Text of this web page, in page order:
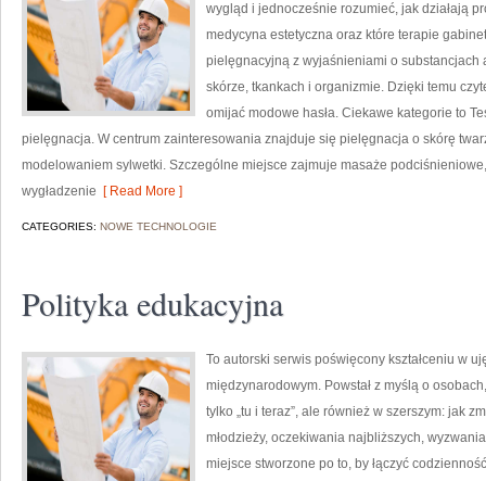
wygląd i jednocześnie rozumieć, jak działają
medycyna estetyczna oraz które terapie
pielęgnacyjną z wyjaśnieniami o
skórze, tkankach i organizmie. Dzięki temu
omijać modowe hasła. Ciekawe kategorie to
pielęgnacja. W centrum zainteresowania znajduje się pielęgnacja o skórę
modelowaniem sylwetki. Szczególne miejsce zajmuje masaże
wygładzenie [ Read More ]
CATEGORIES: NOWE TECHNOLOGIE
Polityka edukacyjna
To autorski serwis poświęcony kształceniu w
międzynarodowym. Powstał z myślą o
tylko „tu i teraz”, ale również w szerszym: jak
młodzieży, oczekiwania najbliższych,
miejsce stworzone po to, by łączyć